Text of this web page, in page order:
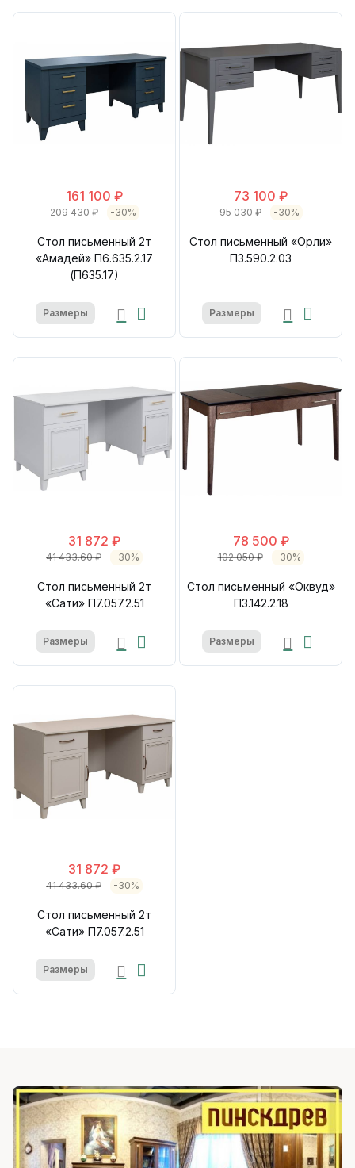
161 100 ₽
209 430 ₽ -30%
Стол письменный 2т
«Амадей» П6.635.2.17
(П635.17)
Размеры
73 100 ₽
95 030 ₽ -30%
Стол письменный «Орли»
П3.590.2.03
Размеры
31 872 ₽
41 433.60 ₽ -30%
Стол письменный 2т
«Сати» П7.057.2.51
Размеры
78 500 ₽
102 050 ₽ -30%
Стол письменный «Оквуд»
П3.142.2.18
Размеры
31 872 ₽
41 433.60 ₽ -30%
Стол письменный 2т
«Сати» П7.057.2.51
Размеры